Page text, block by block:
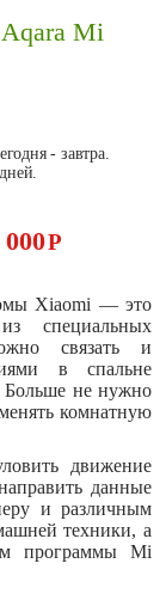
Mi
- завтра.
000Р
Xiaomi — это
специальных
связать и
в спальне
Больше не нужно
комнатную
движение
данные
и различным
техники, а
программы Mi